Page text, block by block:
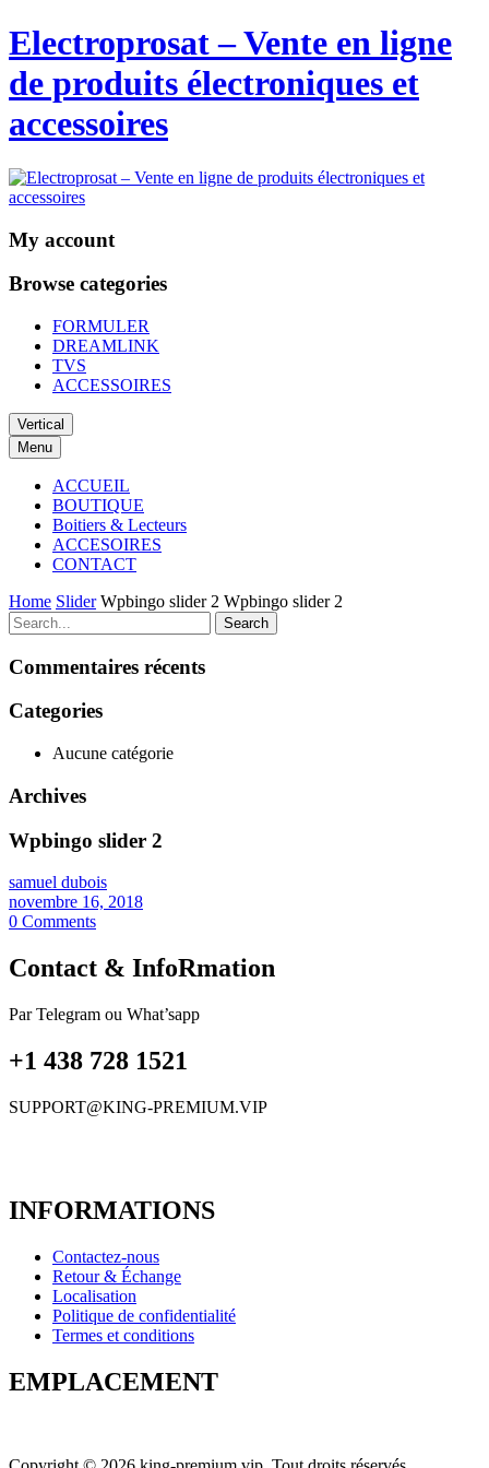
Electroprosat – Vente en ligne
de produits électroniques et
accessoires
My account
Browse categories
FORMULER
DREAMLINK
TVS
ACCESSOIRES
Vertical
Menu
ACCUEIL
BOUTIQUE
Boitiers & Lecteurs
ACCESOIRES
CONTACT
Home Slider Wpbingo slider 2 Wpbingo slider 2
Search
Commentaires récents
Categories
Aucune catégorie
Archives
Wpbingo slider 2
samuel dubois
novembre 16, 2018
0 Comments
Contact & InfoRmation
Par Telegram ou What’sapp
+1 438 728 1521
SUPPORT@KING-PREMIUM.VIP
INFORMATIONS
Contactez-nous
Retour & Échange
Localisation
Politique de confidentialité
Termes et conditions
EMPLACEMENT